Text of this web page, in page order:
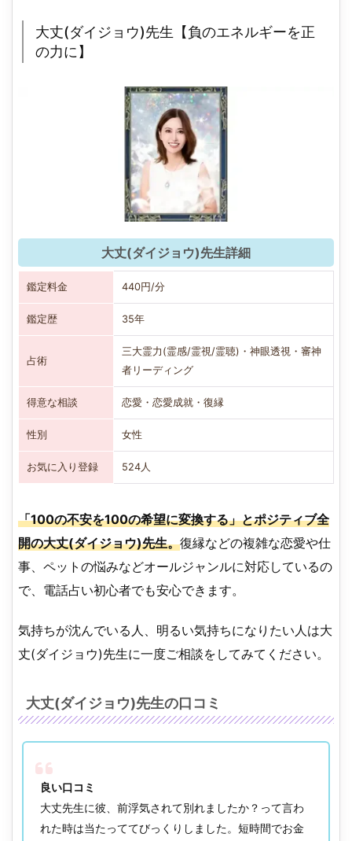
大丈(ダイジョウ)先生【負のエネルギーを正
の力に】
大丈(ダイジョウ)先生詳細
鑑定料金 440円/分
鑑定歴 35年
占術
三大霊力(霊感/霊視/霊聴)・神眼透視・審神
者リーディング
得意な相談 恋愛・恋愛成就・復縁
性別 女性
お気に入り登録 524人
「100の不安を100の希望に変換する」とポジティブ全
開の大丈(ダイジョウ)先生。復縁などの複雑な恋愛や仕
事、ペットの悩みなどオールジャンルに対応しているの
で、電話占い初心者でも安心できます。
気持ちが沈んでいる人、明るい気持ちになりたい人は大
丈(ダイジョウ)先生に一度ご相談をしてみてください。
大丈(ダイジョウ)先生の口コミ
良い口コミ
大丈先生に彼、前浮気されて別れましたか？って言わ
れた時は当たっててびっくりしました。短時間でお金